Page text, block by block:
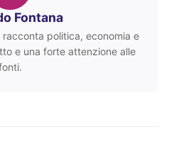
Fontana
racconta politica, economia e
e una forte attenzione alle